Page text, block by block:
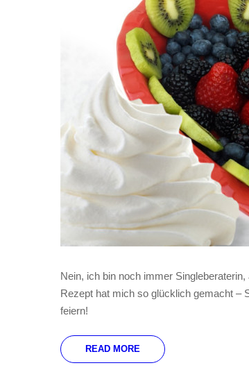
Nein, ich bin noch immer
Rezept hat mich so glücklich gemacht –
feiern!
READ MORE